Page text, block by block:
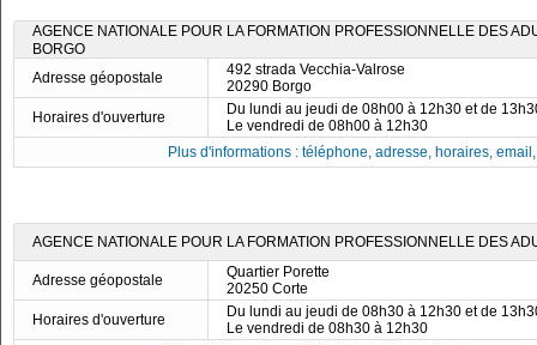
AGENCE NATIONALE POUR LA FORMATION PROFESSIONNELLE DES
BORGO
Adresse géopostale
492 strada Vecchia-Valrose
20290 Borgo
Horaires d'ouverture
Du lundi au jeudi de 08h00 à 12h30 et de
Le vendredi de 08h00 à 12h30
Plus d'informations : téléphone, adresse, horaires,
AGENCE NATIONALE POUR LA FORMATION PROFESSIONNELLE DES
Adresse géopostale
Quartier Porette
20250 Corte
Horaires d'ouverture
Du lundi au jeudi de 08h30 à 12h30 et de
Le vendredi de 08h30 à 12h30